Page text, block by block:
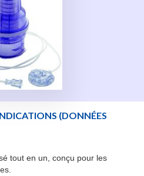
(DONNÉES
tout en un, conçu pour les